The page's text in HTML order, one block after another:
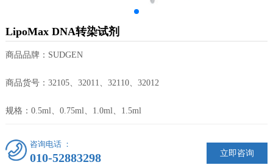
LipoMax DNA转染试剂
商品品牌：SUDGEN
商品货号：32105、32011、32110、32012
规格：0.5ml、0.75ml、1.0ml、1.5ml
立即咨询
咨询电话 ：
010-52883298